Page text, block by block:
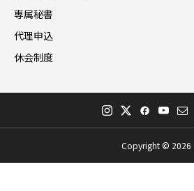
専属秘書
代理申込
休会制度
Copyright © 2026